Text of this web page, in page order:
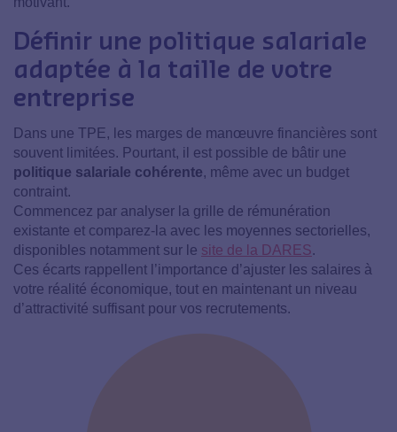
Définir une politique salariale
adaptée à la taille de votre
entreprise
Dans une TPE, les marges de manœuvre financières sont
souvent limitées. Pourtant, il est possible de bâtir une
politique salariale cohérente, même avec un budget
contraint.
Commencez par analyser la grille de rémunération
existante et comparez-la avec les moyennes sectorielles,
disponibles notamment sur le site de la DARES.
Ces écarts rappellent l’importance d’ajuster les salaires à
votre réalité économique, tout en maintenant un niveau
d’attractivité suffisant pour vos recrutements.